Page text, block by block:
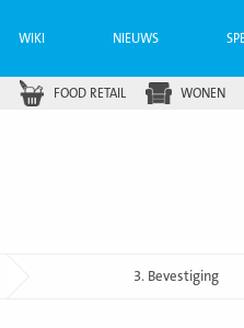
WIKI NIEUWS
FOOD RETAIL WONEN
3. Bevestiging